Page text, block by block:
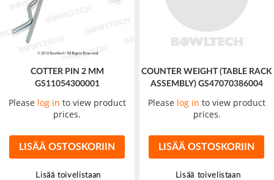
COTTER PIN 2 MM
GS11054300001
Please log in to view product
prices.
LISÄÄ OSTOSKORIIN
Lisää toivelistaan
COUNTER WEIGHT (TABLE RACK
ASSEMBLY) GS47070386004
Please log in to view product
prices.
LISÄÄ OSTOSKORIIN
Lisää toivelistaan